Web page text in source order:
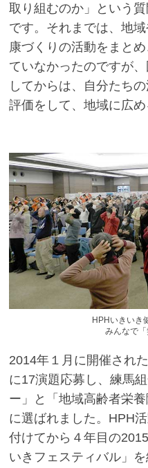
取り組むのか」という
です。それまでは、地
康づくりの活動をまと
ていなかったのですが
してからは、自分たち
評価をして、地域に広
HPHいきいき
みんなで「
2014年１月に開催され
に17演題応募し、練馬
ー」と「地域高齢者栄
に選ばれました。HPH
付けてから４年目の
いきフェスティバル」